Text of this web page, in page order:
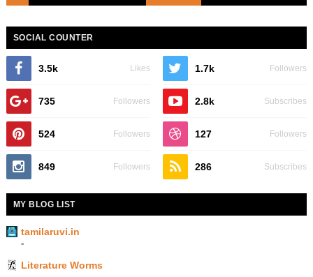
SOCIAL COUNTER
3.5k Likes 1.7k Followers
735 Followers 2.8k Subscribes
524 Followers 127 Followers
849 Followers 286 Subscribes
MY BLOG LIST
tamilaruvi.in
-
Literature Worms